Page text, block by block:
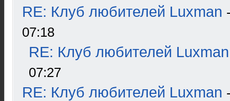
RE: Клуб любителей Luxman
07:18
RE: Клуб любителей Luxman
07:27
RE: Клуб любителей Luxman